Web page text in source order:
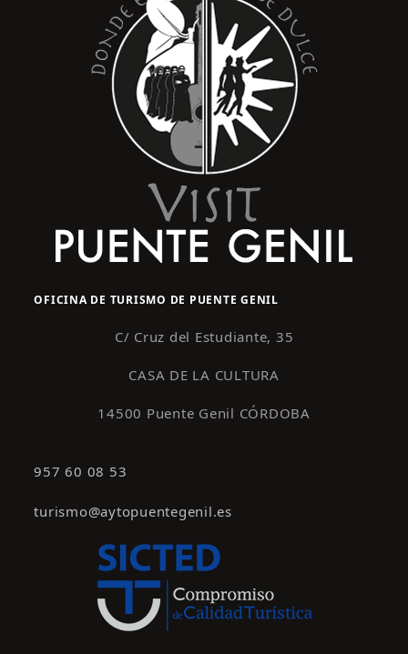
OFICINA DE TURISMO DE PUENTE GENIL
C/ Cruz del Estudiante, 35
CASA DE LA CULTURA
14500 Puente Genil CÓRDOBA
957 60 08 53
turismo@aytopuentegenil.es